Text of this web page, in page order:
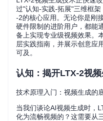
过"认知-实践-拓展"三维框
-2的核心应用。无论你是刚
硬件限制的进阶用户，都能
备上实现专业级视频效果。
层实践指南，并展示创意应
可及。
认知：揭开LTX-2视
技术原理入门：视频生成的
当我们谈论AI视频生成时，
化为流畅视频的？这需要从